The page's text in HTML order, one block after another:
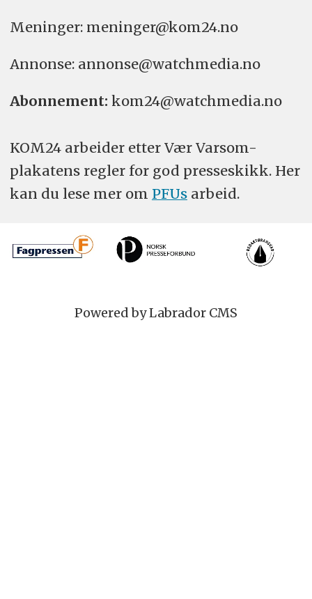
Meninger: meninger@kom24.no
Annonse: annonse@watchmedia.no
Abonnement: kom24@watchmedia.no
KOM24 arbeider etter Vær Varsom-
plakatens regler for god presseskikk. Her
kan du lese mer om PFUsarbeid.
Powered by Labrador CMS